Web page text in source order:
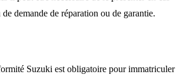
demande de réparation ou de garantie.
Suzuki est obligatoire pour immatriculer